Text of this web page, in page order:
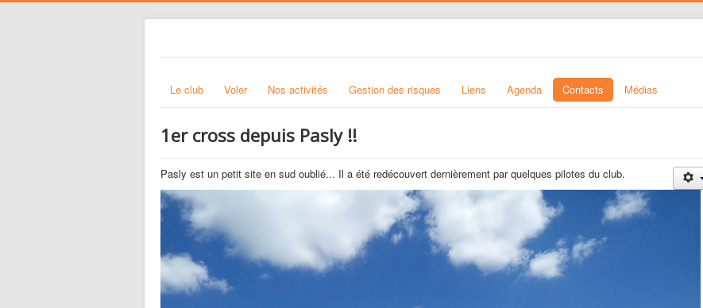
Le club Voler Nos activités Gestion des risques Liens Agenda Contacts Médias
1er cross depuis Pasly !!
Pasly est un petit site en sud oublié... Il a été redécouvert dernièrement par quelques pilotes du club.